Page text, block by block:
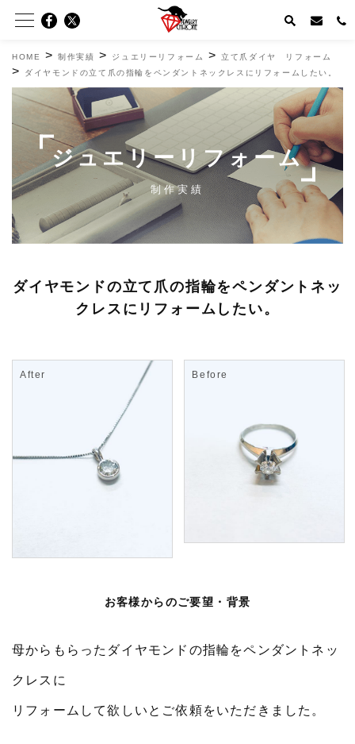
HOME >制作実績 > ジュエリーリフォーム > 立て爪ダイヤ リフォーム
> ダイヤモンドの立て爪の指輪をペンダントネックレスにリフォームしたい。
ジュエリーリフォーム
制作実績
ダイヤモンドの立て爪の指輪をペンダントネッ
クレスにリフォームしたい。
お客様からのご要望・背景
母からもらったダイヤモンドの指輪をペンダントネッ
クレスに
リフォームして欲しいとご依頼をいただきました。